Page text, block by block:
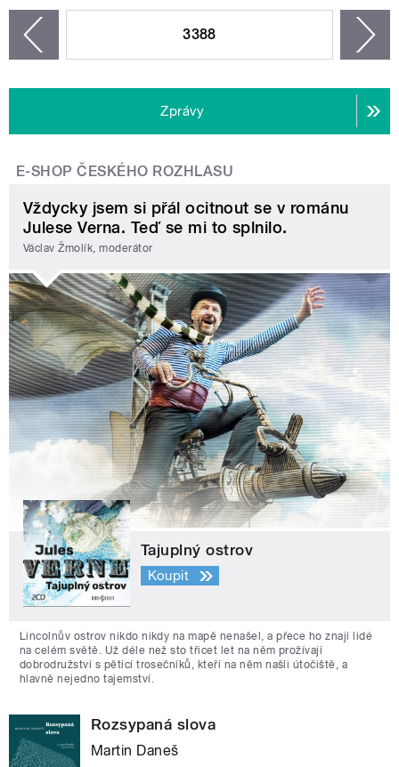
3388
Zprávy
E-SHOP ČESKÉHO ROZHLASU
Vždycky jsem si přál ocitnout se v románu
Julese Verna. Teď se mi to splnilo.
Václav Žmolík, moderátor
Tajuplný ostrov
Koupit
Lincolnův ostrov nikdo nikdy na mapě nenašel, a přece ho znají lidé
na celém světě. Už déle než sto třicet let na něm prožívají
dobrodružství s pěticí trosečníků, kteří na něm našli útočiště, a
hlavně nejedno tajemství.
Rozsypaná slova
Martin Daneš